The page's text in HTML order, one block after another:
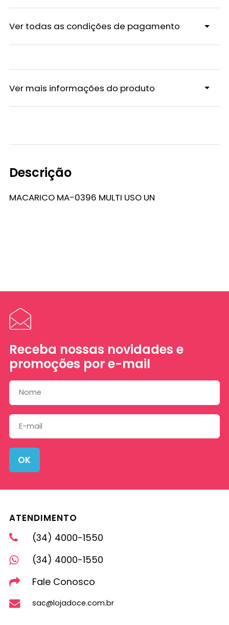
Ver todas as condições de pagamento
Ver mais informações do produto
Descrição
MACARICO MA-0396 MULTI USO UN
Receba nossas novidades e
promoções por e-mail
OK
ATENDIMENTO
(34) 4000-1550
(34) 4000-1550
Fale Conosco
sac@lojadoce.com.br